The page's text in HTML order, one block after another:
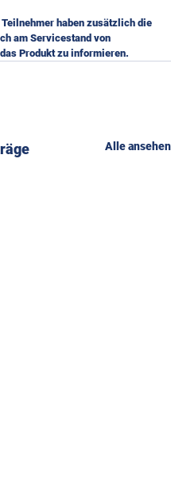
haben zusätzlich die
am Servicestand von
das Produkt zu informieren.
Alle ansehen